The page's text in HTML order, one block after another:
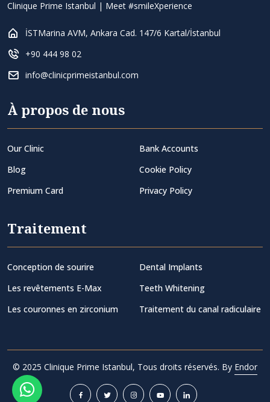
Clinique Prime Istanbul | Meet #smileXperience
İSTMarina AVM, Ankara Cad. 147/6 Kartal/İstanbul
+90 444 98 02
info@clinicprimeistanbul.com
À propos de nous
Our Clinic
Blog
Premium Card
Bank Accounts
Cookie Policy
Privacy Policy
Traitement
Conception de sourire
Les revêtements E-Max
Les couronnes en zirconium
Dental Implants
Teeth Whitening
Traitement du canal radiculaire
© 2025 Clinique Prime Istanbul, Tous droits réservés. By Endor